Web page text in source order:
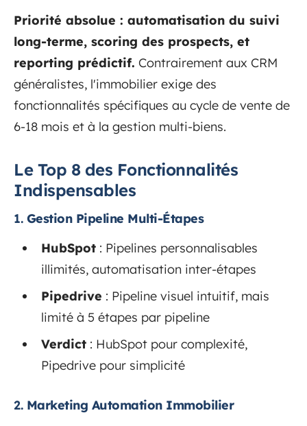
Priorité absolue : automatisation du suivi
long-terme, scoring des prospects, et
reporting prédictif. Contrairement aux CRM
généralistes, l'immobilier exige des
fonctionnalités spécifiques au cycle de vente de
6-18 mois et à la gestion multi-biens.
Le Top 8 des Fonctionnalités
Indispensables
1. Gestion Pipeline Multi-Étapes
HubSpot : Pipelines personnalisables
illimités, automatisation inter-étapes
Pipedrive : Pipeline visuel intuitif, mais
limité à 5 étapes par pipeline
Verdict : HubSpot pour complexité,
Pipedrive pour simplicité
2. Marketing Automation Immobilier